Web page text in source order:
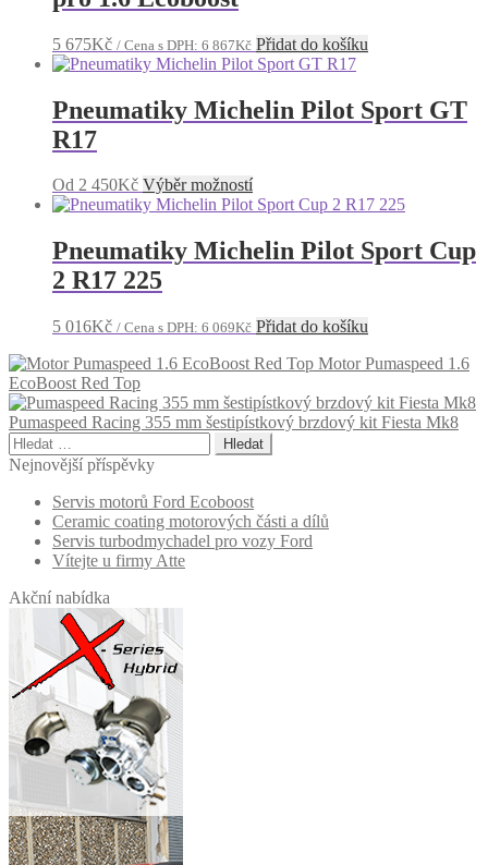
5 675Kč / Cena s DPH: 6 867Kč Přidat do košíku
Pneumatiky Michelin Pilot Sport GT
R17
Od 2 450Kč Výběr možnostíTento
produkt
více
variant.
vybrat
stránce
Pneumatiky Michelin Pilot Sport Cup
2 R17 225
5 016Kč / Cena s DPH: 6 069Kč Přidat do košíku
Motor Pumaspeed 1.6
EcoBoost Red Top
Pumaspeed Racing 355 mm šestipístkový brzdový kit Fiesta Mk8
Vyhledávání
Nejnovější příspěvky
Servis motorů Ford Ecoboost
Ceramic coating motorových části a dílů
Servis turbodmychadel pro vozy Ford
Vítejte u firmy Atte
Akční nabídka